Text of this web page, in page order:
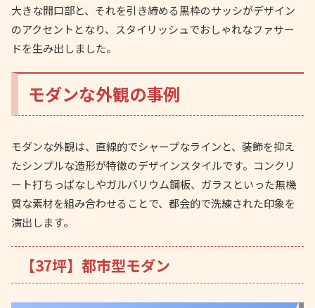
大きな開口部と、それを引き締める黒枠のサッシがデザイン
のアクセントとなり、スタイリッシュでおしゃれなファサー
ドを生み出しました。
モダンな外観の事例
モダンな外観は、直線的でシャープなラインと、装飾を抑え
たシンプルな造形が特徴のデザインスタイルです。コンクリ
ート打ちっぱなしやガルバリウム鋼板、ガラスといった無機
質な素材を組み合わせることで、都会的で洗練された印象を
演出します。
【37坪】都市型モダン